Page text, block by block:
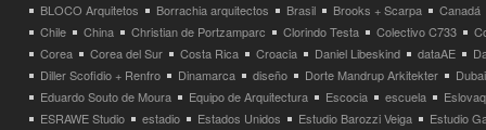
BLOCO Arquitetos
Borrachia arquitectos Brasil Brooks + Scarpa
Canadá
Chile
China Christian de Portzamparc Clorindo Testa Colectivo C733
Corea
Corea del Sur Costa Rica Croacia Daniel Libeskind dataAE
Diller Scofidio + Renfro
Dinamarca diseño Dorte Mandrup Arkitekter
Dubai
Eduardo Souto de Moura
Equipo de Arquitectura Escocia escuela
ESRAWE Studio
estadio Estados Unidos Estudio Barozzi Veiga
Estudio